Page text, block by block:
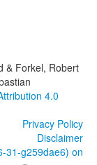
& Forkel, Robert
4.0
Privacy Policy
Disclaimer
31-g259dae6) on